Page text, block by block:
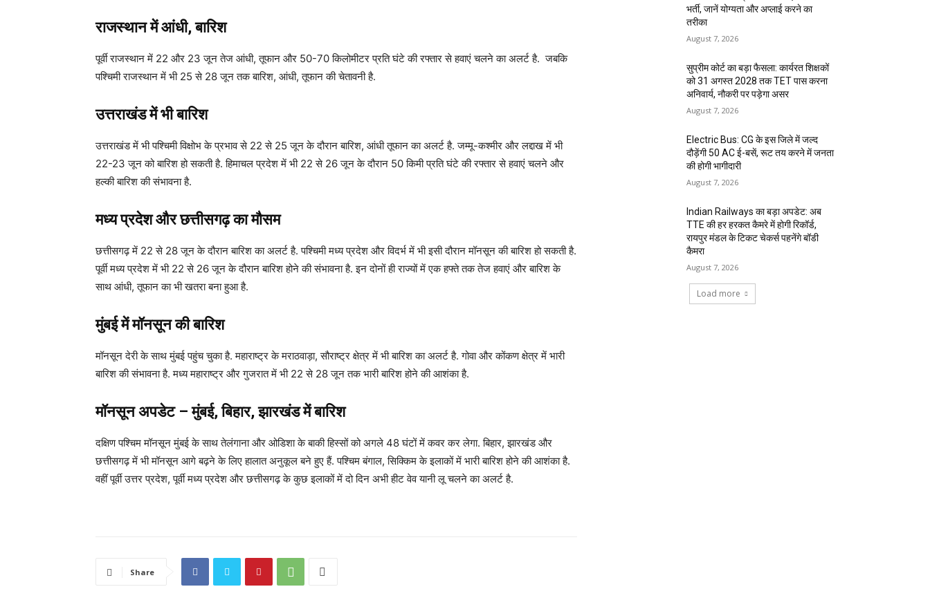
राजस्थान में आंधी, बारिश
पूर्वी राजस्थान में 22 और 23 जून तेज आंधी, तूफान और 50-70 किलोमीटर प्रति घंटे की रफ्तार से हवाएं चलने का अलर्ट है. जबकि
पश्चिमी राजस्थान में भी 25 से 28 जून तक बारिश, आंधी, तूफान की चेतावनी है.
उत्तराखंड में भी बारिश
उत्तराखंड में भी पश्चिमी विक्षोभ के प्रभाव से 22 से 25 जून के दौरान बारिश, आंधी तूफान का अलर्ट है. जम्मू-कश्मीर और लद्दाख में भी
22-23 जून को बारिश हो सकती है. हिमाचल प्रदेश में भी 22 से 26 जून के दौरान 50 किमी प्रति घंटे की रफ्तार से हवाएं चलने और
हल्की बारिश की संभावना है.
मध्य प्रदेश और छत्तीसगढ़ का मौसम
छत्तीसगढ़ में 22 से 28 जून के दौरान बारिश का अलर्ट है. पश्चिमी मध्य प्रदेश और विदर्भ में भी इसी दौरान मॉनसून की बारिश हो सकती है.
पूर्वी मध्य प्रदेश में भी 22 से 26 जून के दौरान बारिश होने की संभावना है. इन दोनों ही राज्यों में एक हफ्ते तक तेज हवाएं और बारिश के
साथ आंधी, तूफान का भी खतरा बना हुआ है.
मुंबई में मॉनसून की बारिश
मॉनसून देरी के साथ मुंबई पहुंच चुका है. महाराष्ट्र के मराठवाड़ा, सौराष्ट्र क्षेत्र में भी बारिश का अलर्ट है. गोवा और कोंकण क्षेत्र में भारी
बारिश की संभावना है. मध्य महाराष्ट्र और गुजरात में भी 22 से 28 जून तक भारी बारिश होने की आशंका है.
मॉनसून अपडेट – मुंबई, बिहार, झारखंड में बारिश
दक्षिण पश्चिम मॉनसून मुंबई के साथ तेलंगाना और ओडिशा के बाकी हिस्सों को अगले 48 घंटों में कवर कर लेगा. बिहार, झारखंड और
छत्तीसगढ़ में भी मॉनसून आगे बढ़ने के लिए हालात अनुकूल बने हुए हैं. पश्चिम बंगाल, सिक्किम के इलाकों में भारी बारिश होने की आशंका है.
वहीं पूर्वी उत्तर प्रदेश, पूर्वी मध्य प्रदेश और छत्तीसगढ़ के कुछ इलाकों में दो दिन अभी हीट वेव यानी लू चलने का अलर्ट है.
Share
भर्ती, जानें योग्यता और अप्लाई करने का
तरीका
August 7, 2026
सुप्रीम कोर्ट का बड़ा फैसला: कार्यरत शिक्षकों
को 31 अगस्त 2028 तक TET पास करना
अनिवार्य, नौकरी पर पड़ेगा असर
August 7, 2026
Electric Bus: CG के इस जिले में जल्द
दौड़ेंगी 50 AC ई-बसें, रूट तय करने में जनता
की होगी भागीदारी
August 7, 2026
Indian Railways का बड़ा अपडेट: अब
TTE की हर हरकत कैमरे में होगी रिकॉर्ड,
रायपुर मंडल के टिकट चेकर्स पहनेंगे बॉडी
कैमरा
August 7, 2026
Load more